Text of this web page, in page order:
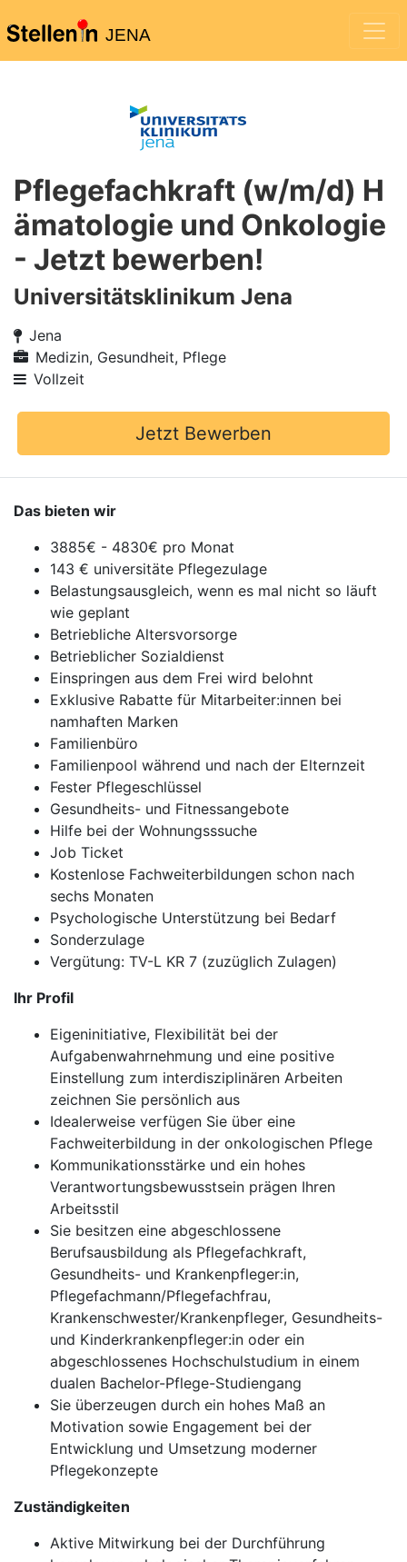
JENA
Pflegefachkraft (w/m/d) H
ämatologie und Onkologie
- Jetzt bewerben!
Universitätsklinikum Jena
Jena
Medizin, Gesundheit, Pflege
Vollzeit
Jetzt Bewerben
Das bieten wir
3885€ - 4830€ pro Monat
143 € universitäte Pflegezulage
Belastungsausgleich, wenn es mal nicht so läuft
wie geplant
Betriebliche Altersvorsorge
Betrieblicher Sozialdienst
Einspringen aus dem Frei wird belohnt
Exklusive Rabatte für Mitarbeiter:innen bei
namhaften Marken
Familienbüro
Familienpool während und nach der Elternzeit
Fester Pflegeschlüssel
Gesundheits- und Fitnessangebote
Hilfe bei der Wohnungsssuche
Job Ticket
Kostenlose Fachweiterbildungen schon nach
sechs Monaten
Psychologische Unterstützung bei Bedarf
Sonderzulage
Vergütung: TV-L KR 7 (zuzüglich Zulagen)
Ihr Profil
Eigeninitiative, Flexibilität bei der
Aufgabenwahrnehmung und eine positive
Einstellung zum interdisziplinären Arbeiten
zeichnen Sie persönlich aus
Idealerweise verfügen Sie über eine
Fachweiterbildung in der onkologischen Pflege
Kommunikationsstärke und ein hohes
Verantwortungsbewusstsein prägen Ihren
Arbeitsstil
Sie besitzen eine abgeschlossene
Berufsausbildung als Pflegefachkraft,
Gesundheits- und Krankenpfleger:in,
Pflegefachmann/Pflegefachfrau,
Krankenschwester/Krankenpfleger, Gesundheits-
und Kinderkrankenpfleger:in oder ein
abgeschlossenes Hochschulstudium in einem
dualen Bachelor-Pflege-Studiengang
Sie überzeugen durch ein hohes Maß an
Motivation sowie Engagement bei der
Entwicklung und Umsetzung moderner
Pflegekonzepte
Zuständigkeiten
Aktive Mitwirkung bei der Durchführung